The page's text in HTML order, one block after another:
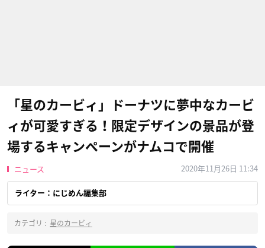
「星のカービィ」ドーナツに夢中なカービ
ィが可愛すぎる！限定デザインの景品が登
場するキャンペーンがナムコで開催
ニュース 2020年11月26日 11:34
ライター：にじめん編集部
カテゴリ : 星のカービィ